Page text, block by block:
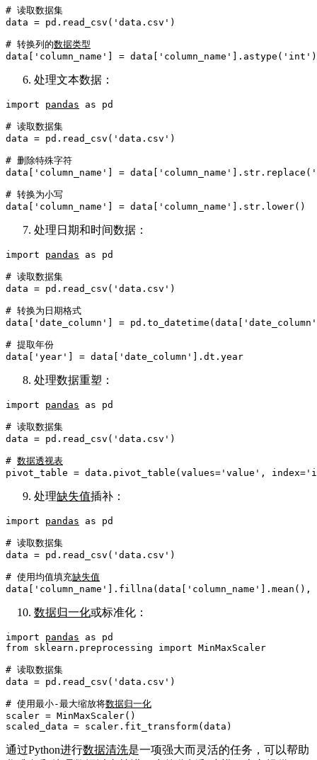
# 读取数据集
data = pd.read_csv( 'data.csv' )
# 转换列的数据类型
data[
'column_name' ] = data[ 'column_name' ].astype( 'int'
处理文本数据：
import pandas as pd
# 读取数据集
data = pd.read_csv( 'data.csv' )
# 删除特殊字符
data[
'column_name' ] = data[ 'column_name' ]. str .replace(
# 转换为小写
data[
'column_name' ] = data[ 'column_name' ]. str
处理日期和时间数据：
import pandas as pd
# 读取数据集
data = pd.read_csv( 'data.csv' )
# 转换为日期格式
data[
'date_column' ] = pd.to_datetime(data[ 'date_column'
# 提取年份
data[
'year' ] = data[ 'date_column'
处理数据重塑：
import pandas as pd
# 读取数据集
data = pd.read_csv( 'data.csv' )
# 数据透视表
pivot_table = data.pivot_table(values= 'value' , index=
处理缺失值插补：
import pandas as pd
# 读取数据集
data = pd.read_csv( 'data.csv' )
# 使用均值填充缺失值
data[
'column_name' ].fillna(data[ 'column_name' ].mean(),
数据归一化或标准化：
import pandas as
from sklearn.preprocessing import MinMaxScaler
# 读取数据集
data = pd.read_csv( 'data.csv' )
# 使用最小-最大缩放将数据归一化
scaler = MinMaxScaler()
通过Python进行数据清洗是一项强大而灵活的任务，可以帮助